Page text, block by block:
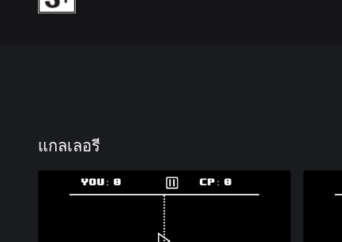
แกลเลอรี